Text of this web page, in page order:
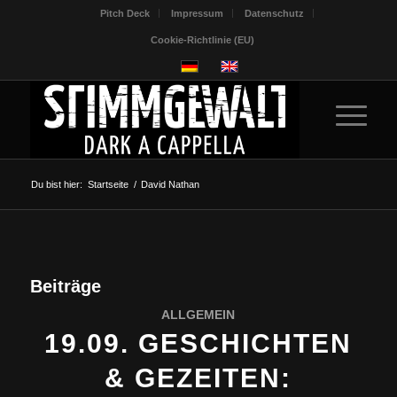
Pitch Deck Impressum Datenschutz
Cookie-Richtlinie (EU)
Du bist hier: Startseite / David Nathan
Beiträge
ALLGEMEIN
19.09. GESCHICHTEN
& GEZEITEN: